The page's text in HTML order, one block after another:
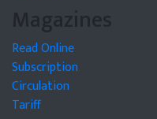
Magazines
Read Online
Subscription
Circulation
Tariff